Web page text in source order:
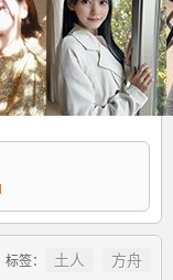
标签： 土人 方舟